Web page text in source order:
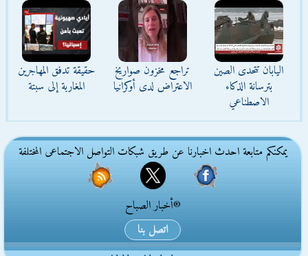
اليابان تتحدى الصين
بترسانة الذكاء
الاصطناعي
تراجع مخزون صواريخ
الاعتراض لدى أوكرانيا
حقيقة تدفق المهاجرين
المغاربة إلى سبتة
يمكنكم متابعة احدث اخبارنا عن طريق شبكات التواصل الاجتماعى المختلفة
®أخبار الصباح
اتصل بنا